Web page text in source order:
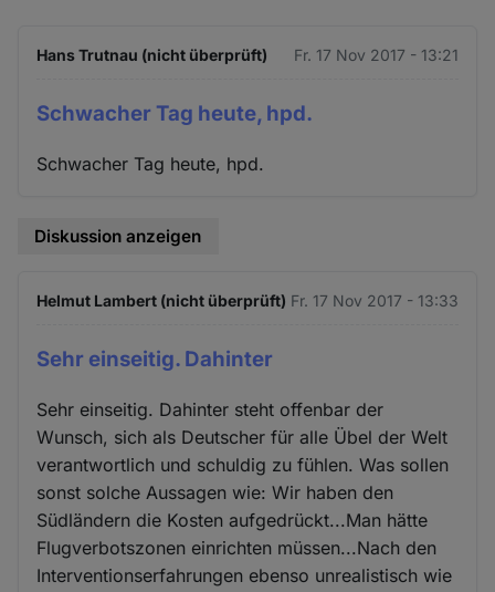
Hans Trutnau (nicht überprüft) Fr. 17 Nov 2017 - 13:21
Schwacher Tag heute, hpd.
Schwacher Tag heute, hpd.
Diskussion anzeigen
Helmut Lambert (nicht überprüft) Fr. 17 Nov 2017 - 13:33
Sehr einseitig. Dahinter
Sehr einseitig. Dahinter steht offenbar der
Wunsch, sich als Deutscher für alle Übel der Welt
verantwortlich und schuldig zu fühlen. Was sollen
sonst solche Aussagen wie: Wir haben den
Südländern die Kosten aufgedrückt...Man hätte
Flugverbotszonen einrichten müssen...Nach den
Interventionserfahrungen ebenso unrealistisch wie